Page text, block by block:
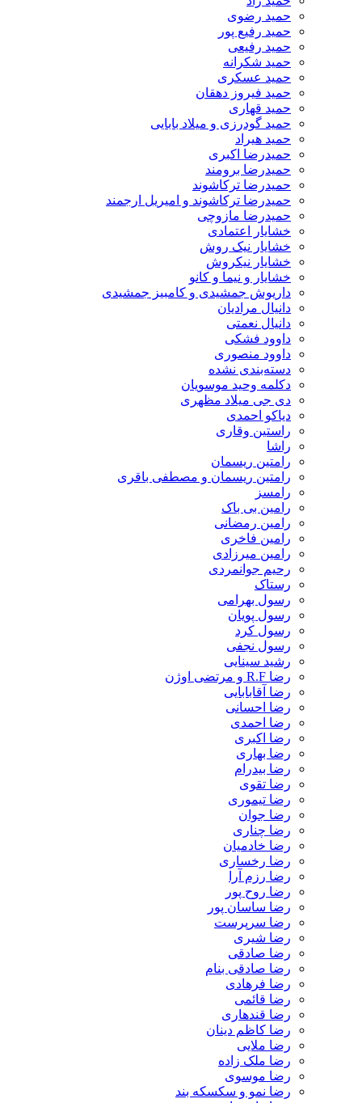
حمید رضوی
حمید رفیع پور
حمید رفیعی
حمید شکرانه
حمید عسکری
حمید فیروز دهقان
حمید قهاری
حمید گودرزی و میلاد بابایی
حمید هیراد
حمیدرضا اکبری
حمیدرضا برومند
حمیدرضا ترکاشوند
حمیدرضا ترکاشوند و امیریل ارجمند
حمیدرضا مازوچی
خشایار اعتمادی
خشایار نیک روش
خشایار نیکروش
خشایار و نیما و کانو
داریوش جمشیدی و کامبیز جمشیدی
دانیال مرادیان
دانیال نعمتی
داوود فشکی
داوود منصوری
دسته‌بندی نشده
دکلمه وحید موسویان
دی جی میلاد مظهری
دیاکو احمدی
راستین وقاری
رامتین ریسمان
رامتین ریسمان و مصطفی باقری
رامسز
رامین بی باک
رامین رمضانی
رامین فاخری
رامین میرزادی
رحیم جوانمردی
رستاک
رسول بهرامی
رسول پویان
رسول کرد
رسول نجفی
رشید سینایی
رضا آقابابایی
رضا احسانی
رضا احمدی
رضا اکبری
رضا بهاری
رضا بیدرام
رضا تقوی
رضا تیموری
رضا جوان
رضا چناری
رضا خادمیان
رضا رخساری
رضا رزم آرا
رضا روح پور
رضا ساسان پور
رضا سرپرست
رضا شیری
رضا صادقی
رضا صادقی بنام
رضا فرهادی
رضا قائمی
رضا قندهاری
رضا کاظم دینان
رضا ملایی
رضا ملک زاده
رضا موسوی
رضا نمو و سکسکه بند